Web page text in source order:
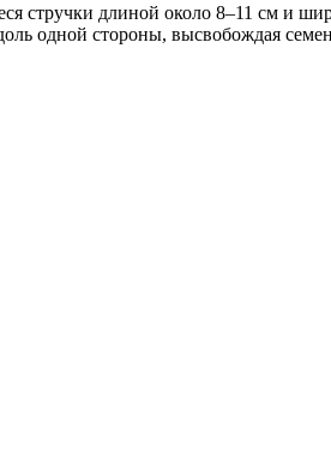
стручки длиной около 8–11 см и
одной стороны, высвобождая